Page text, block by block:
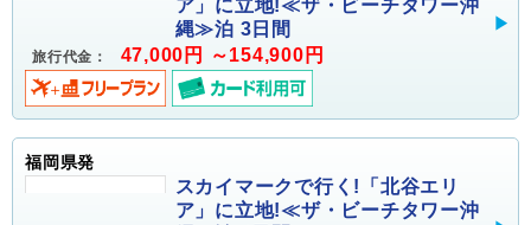
ア」に立地!≪ザ・ビーチタワー沖
縄≫泊 3日間
旅行代金： 47,000円 ～154,900円
福岡県発
スカイマークで行く!「北谷エリ
ア」に立地!≪ザ・ビーチタワー沖